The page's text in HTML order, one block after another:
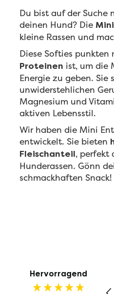
Du bist auf der Suche
deinen Hund? Die
kleine Rassen und
Diese Softies
Proteinen ist, um die
Energie zu geben. Sie
unwiderstehlichen
Magnesium und
aktiven Lebensstil.
Wir haben die Mini
entwickelt. Sie bieten
Fleischanteil, perfekt
Hunderassen. Gönn
schmackhaften Snack!
Hervorragend